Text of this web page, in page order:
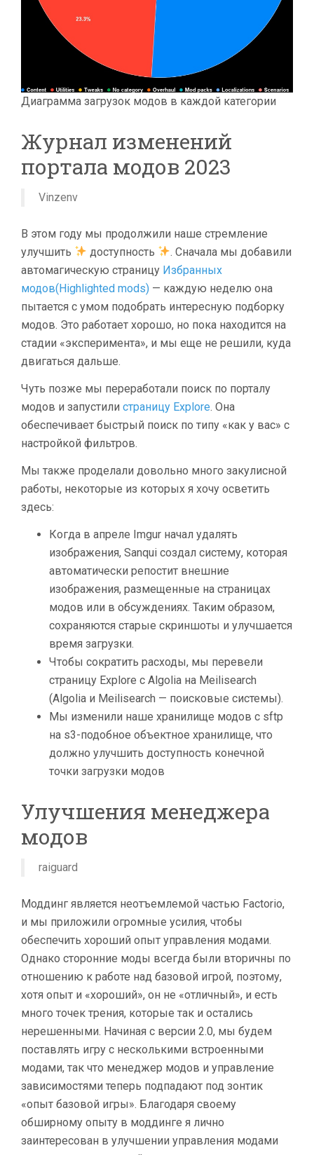
Диаграмма загрузок модов в каждой категории
Журнал изменений
портала модов 2023
Vinzenv
В этом году мы продолжили наше стремление
улучшить
доступность
. Сначала мы добавили
автомагическую страницу Избранных
модов(Highlighted mods) — каждую неделю она
пытается с умом подобрать интересную подборку
модов. Это работает хорошо, но пока находится на
стадии «эксперимента», и мы еще не решили, куда
двигаться дальше.
Чуть позже мы переработали поиск по порталу
модов и запустили страницу Explore. Она
обеспечивает быстрый поиск по типу «как у вас» с
настройкой фильтров.
Мы также проделали довольно много закулисной
работы, некоторые из которых я хочу осветить
здесь:
Когда в апреле Imgur начал удалять
изображения, Sanqui создал систему, которая
автоматически репостит внешние
изображения, размещенные на страницах
модов или в обсуждениях. Таким образом,
сохраняются старые скриншоты и улучшается
время загрузки.
Чтобы сократить расходы, мы перевели
страницу Explore с Algolia на Meilisearch
(Algolia и Meilisearch — поисковые системы).
Мы изменили наше хранилище модов с sftp
на s3-подобное объектное хранилище, что
должно улучшить доступность конечной
точки загрузки модов
Улучшения менеджера
модов
raiguard
Моддинг является неотъемлемой частью Factorio,
и мы приложили огромные усилия, чтобы
обеспечить хороший опыт управления модами.
Однако сторонние моды всегда были вторичны по
отношению к работе над базовой игрой, поэтому,
хотя опыт и «хороший», он не «отличный», и есть
много точек трения, которые так и остались
нерешенными. Начиная с версии 2.0, мы будем
поставлять игру с несколькими встроенными
модами, так что менеджер модов и управление
зависимостями теперь подпадают под зонтик
«опыт базовой игры». Благодаря своему
обширному опыту в моддинге я лично
заинтересован в улучшении управления модами